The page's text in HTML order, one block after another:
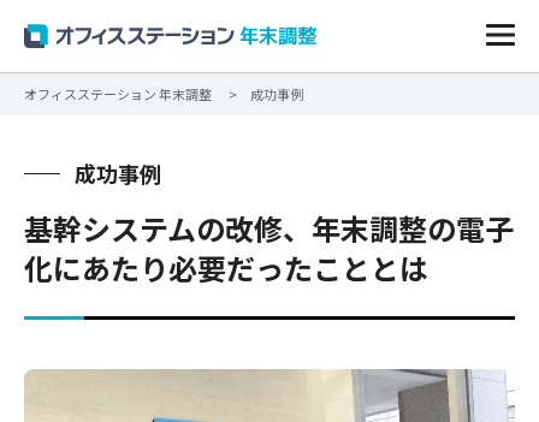
オフィスステーション 年末調整 成功事例
成功事例
基幹システムの改修、年末調整の電子
化にあたり必要だったこととは